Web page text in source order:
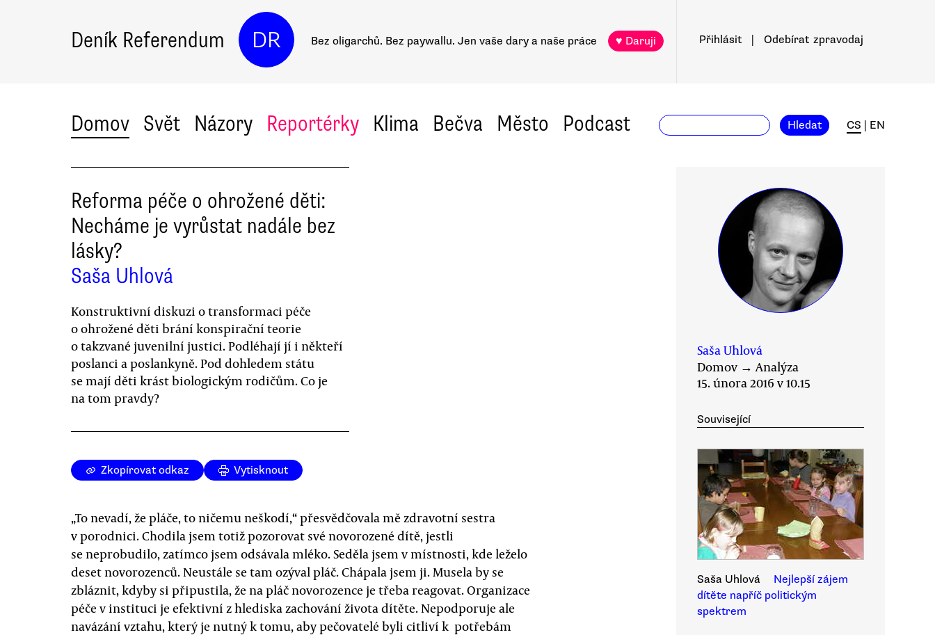
Deník Referendum DR Bez oligarchů. Bez paywallu. Jen vaše dary a naše práce ♥ Daruji Přihlásit Odebírat zpravodaj
Domov Svět Názory Reportérky Klima Bečva Město Podcast Hledat CS EN
Reforma péče o ohrožené děti:
Necháme je vyrůstat nadále bez
lásky?
Saša Uhlová
Konstruktivní diskuzi o transformaci péče
o ohrožené děti brání konspirační teorie
o takzvané juvenilní justici. Podléhají jí i někteří
poslanci a poslankyně. Pod dohledem státu
se mají děti krást biologickým rodičům. Co je
na tom pravdy?
Zkopírovat odkaz Vytisknout
„To nevadí, že pláče, to ničemu neškodí,“ přesvědčovala mě zdravotní sestra
v porodnici. Chodila jsem totiž pozorovat své novorozené dítě, jestli
se neprobudilo, zatímco jsem odsávala mléko. Seděla jsem v místnosti, kde leželo
deset novorozenců. Neustále se tam ozýval pláč. Chápala jsem ji. Musela by se
zbláznit, kdyby si připustila, že na pláč novorozence je třeba reagovat. Organizace
péče v instituci je efektivní z hlediska zachování života dítěte. Nepodporuje ale
navázání vztahu, který je nutný k tomu, aby pečovatelé byli citliví k potřebám
Saša Uhlová
Domov →Analýza
15. února 2016 v 10.15
Související
Saša Uhlová
Nejlepší zájem
dítěte napříč politickým
spektrem